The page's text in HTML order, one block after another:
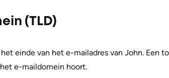
(TLD)
einde van het e-mailadres van John.
e-maildomein hoort.